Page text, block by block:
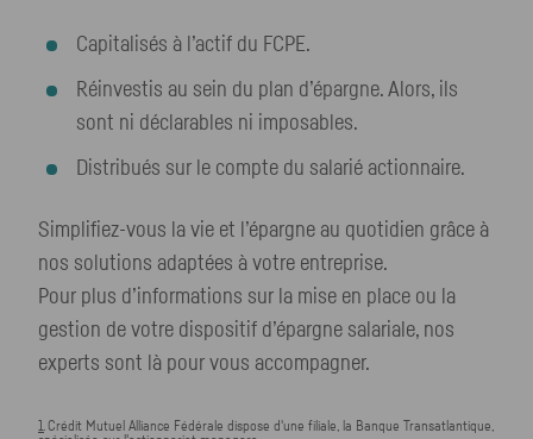
Capitalisés à l’actif du FCPE.
Réinvestis au sein du plan d’épargne. Alors, ils
sont ni déclarables ni imposables.
Distribués sur le compte du salarié actionnaire.
Simplifiez-vous la vie et l’épargne au quotidien grâce à
nos solutions adaptées à votre entreprise.
Pour plus d’informations sur la mise en place ou la
gestion de votre dispositif d’épargne salariale, nos
experts sont là pour vous accompagner.
1. Crédit Mutuel Alliance Fédérale dispose d'une filiale, la Banque Transatlantique,